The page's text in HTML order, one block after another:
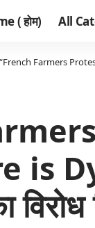
( होम) All
“French Farmers Protest